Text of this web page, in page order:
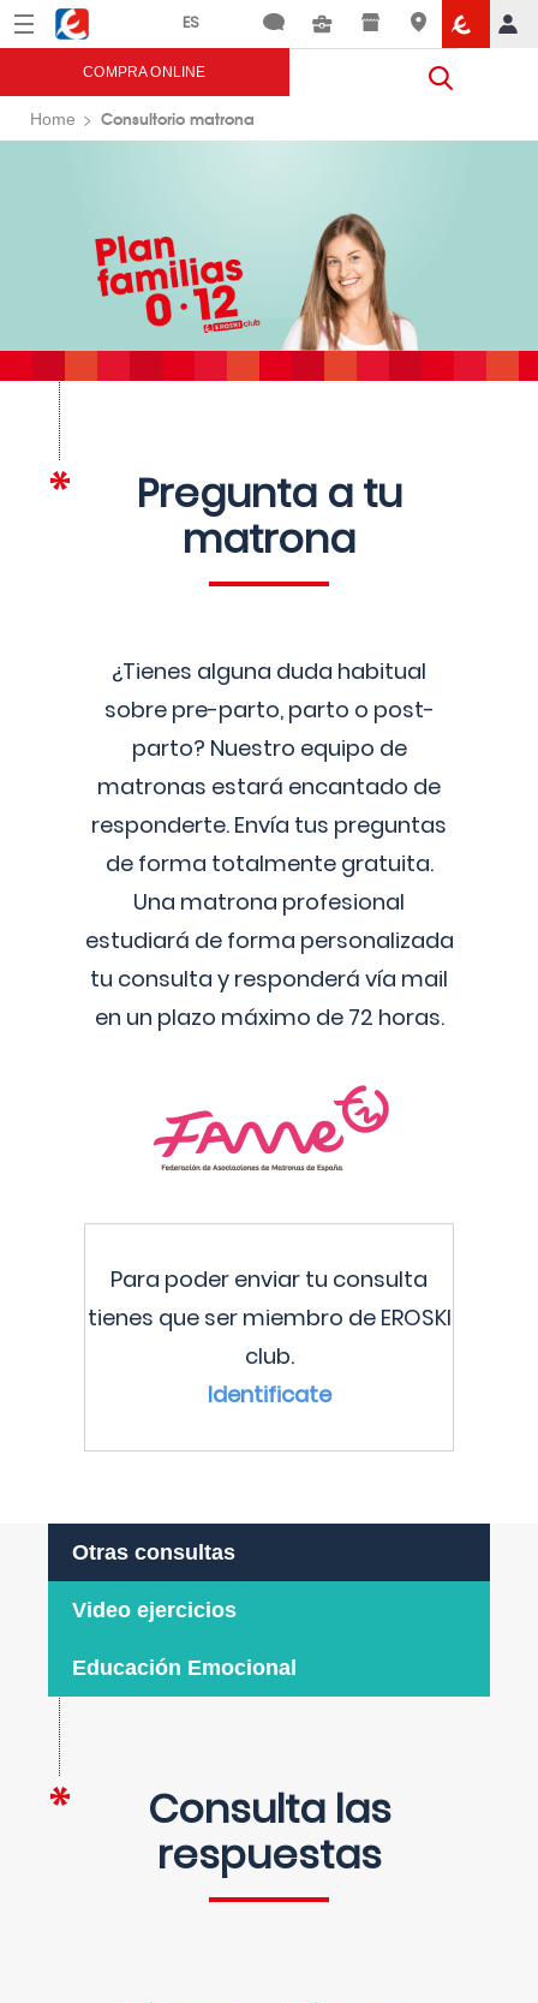
Menú Eroski
COMPRA ONLINE
Home Consultorio matrona
Pregunta a tu
matrona
¿Tienes alguna duda habitual
sobre pre-parto, parto o post-
parto? Nuestro equipo de
matronas estará encantado de
responderte. Envía tus preguntas
de forma totalmente gratuita.
Una matrona profesional
estudiará de forma personalizada
tu consulta y responderá vía mail
en un plazo máximo de 72 horas.
Para poder enviar tu consulta
tienes que ser miembro de EROSKI
club.
Identificate
Otras consultas
Video ejercicios
Educación Emocional
Consulta las
respuestas